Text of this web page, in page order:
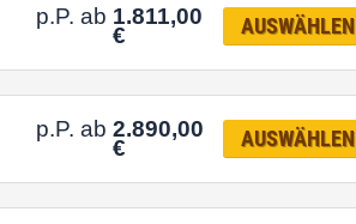
p.P. ab 1.811,00
€ AUSWÄHLEN
p.P. ab 2.890,00
€ AUSWÄHLEN